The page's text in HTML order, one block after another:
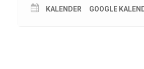
KALENDER GOOGLE